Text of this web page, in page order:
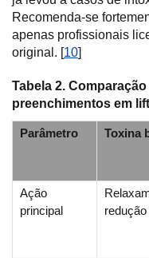
Recomenda-se
apenas profissionais
original. [10]
Tabela 2.
preenchimentos em
Parâmetro Toxina
Ação
principal